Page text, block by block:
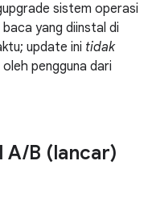
sistem operasi
yang diinstal di
update ini tidak
pengguna dari
A/B (lancar)